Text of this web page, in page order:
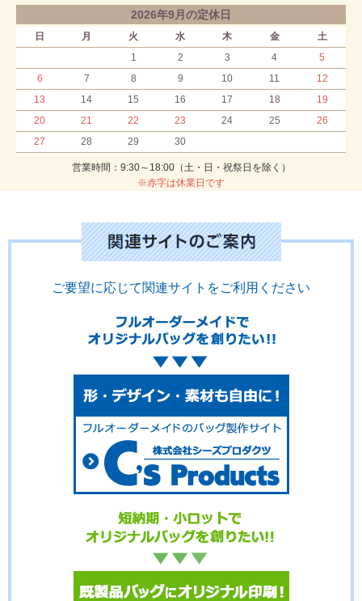
2026年9月の定休日
日 月 火 水 木 金
土
1
2 3 4
5
6
7 8 9 10 11
12
13
14 15 16 17 18
19
20
21 22 23 24 25
26
27
28 29 30
営業時間：9:30～18:00（土・日・祝祭日を除く）
※赤字は休業日です
ご要望に応じて関連サイトをご利用ください